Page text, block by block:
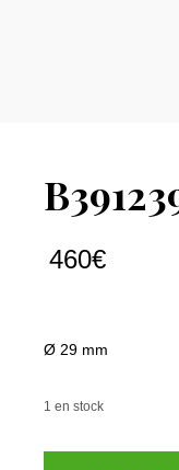
460€
Ø 29 mm
1 en stock